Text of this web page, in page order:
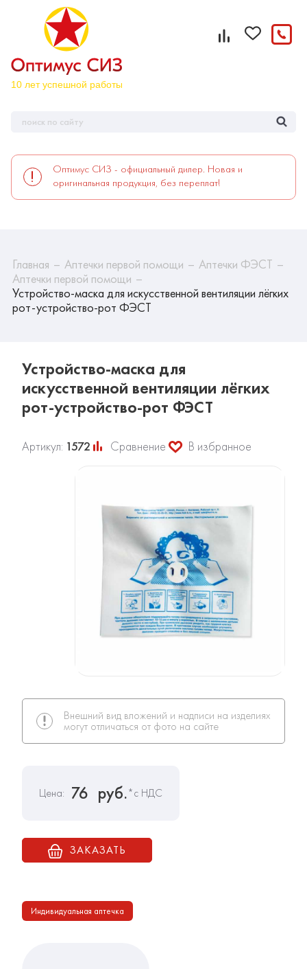
Оптимус СИЗ - официальный дилер. Новая и
оригинальная продукция, без переплат!
Главная Аптечки первой помощи
Аптечки ФЭСТ
Аптечки первой помощи
Устройство-маска для искусственной вентиляции лёгких
рот-устройство-рот ФЭСТ
Устройство-маска для
искусственной вентиляции лёгких
рот-устройство-рот ФЭСТ
Артикул: 1572 Сравнение В избранное
Внешний вид вложений и надписи на изделиях
могут отличаться от фото на сайте
Цена: 76 руб.*с НДС
ЗАКАЗАТЬ
Индивидуальная аптечка